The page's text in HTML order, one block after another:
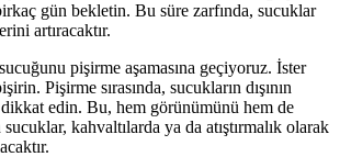
gün bekletin. Bu süre zarfında, sucuklar
artıracaktır.
pişirme aşamasına geçiyoruz. İster
Pişirme sırasında, sucukların dışının
dikkat edin. Bu, hem görünümünü hem de
sucuklar, kahvaltılarda ya da atıştırmalık olarak